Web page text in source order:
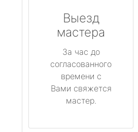
Выезд
мастера
За час до
согласованного
времени с
Вами свяжется
мастер.